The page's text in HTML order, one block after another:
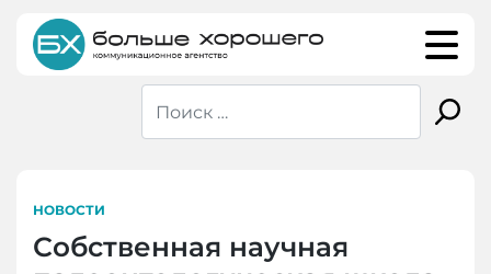
content
НОВОСТИ
Собственная научная